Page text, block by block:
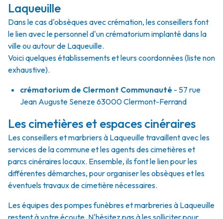
Laqueuille
Dans le cas d'obsèques avec crémation, les conseillers font
le lien avec le personnel d'un crématorium implanté dans la
ville ou autour de Laqueuille.
Voici quelques établissements et leurs coordonnées (liste non
exhaustive).
crématorium de Clermont Communauté - 57 rue
Jean Auguste Seneze 63000 Clermont-Ferrand
Les cimetières et espaces cinéraires
Les conseillers et marbriers à Laqueuille travaillent avec les
services de la commune et les agents des cimetières et
parcs cinéraires locaux. Ensemble, ils font le lien pour les
différentes démarches, pour organiser les obsèques et les
éventuels travaux de cimetière nécessaires.
Les équipes des pompes funèbres et marbreries à Laqueuille
restent à votre écoute. N'hésitez pas à les solliciter pour